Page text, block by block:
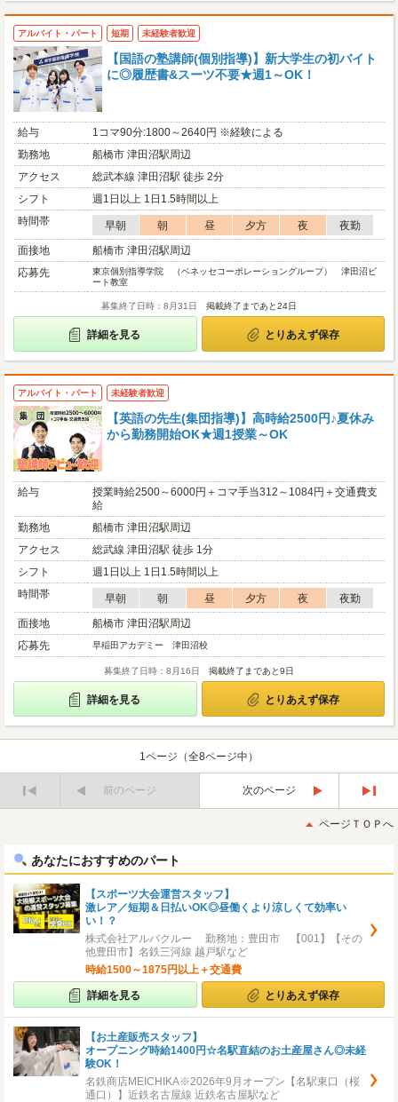
アルバイト・パート 短期 未経験者歓迎
【国語の塾講師(個別指導)】新大学生の初バイト
に◎履歴書&スーツ不要★週1～OK！
給与
1コマ90分:1800～2640円 ※経験による
勤務地
船橋市 津田沼駅周辺
アクセス
総武本線 津田沼駅 徒歩 2分
シフト
週1日以上 1日1.5時間以上
時間帯
早朝 朝 昼 夕方 夜
夜勤
面接地
船橋市 津田沼駅周辺
応募先
東京個別指導学院 （ベネッセコーポレーショングループ） 津田沼ビ
ート教室
募集終了日時：8月31日 掲載終了まであと24日
詳細を見る とりあえず保存
アルバイト・パート 未経験者歓迎
【英語の先生(集団指導)】高時給2500円♪夏休み
から勤務開始OK★週1授業～OK
給与
授業時給2500～6000円＋コマ手当312～1084円＋交通費支
給
勤務地
船橋市 津田沼駅周辺
アクセス
総武線 津田沼駅 徒歩 1分
シフト
週1日以上 1日1.5時間以上
時間帯
早朝 朝 昼 夕方 夜
夜勤
面接地
船橋市 津田沼駅周辺
応募先
早稲田アカデミー 津田沼校
募集終了日時：8月16日 掲載終了まであと9日
詳細を見る とりあえず保存
1ページ（全8ページ中）
前のページ
次のページ
後
ページＴＯＰへ
あなたにおすすめのパート
【スポーツ大会運営スタッフ】
激レア／短期＆日払いOK◎昼働くより涼しくて効率い
い！？
株式会社アルバクルー 勤務地：豊田市 【001】【その
他豊田市】名鉄三河線 越戸駅など
時給1500～1875円以上＋交通費
詳細を見る とりあえず保存
【お土産販売スタッフ】
オープニング時給1400円☆名駅直結のお土産屋さん◎未経
験OK！
名鉄商店MEICHIKA※2026年9月オープン【名駅東口（桜
通口）】近鉄名古屋線 近鉄名古屋駅など